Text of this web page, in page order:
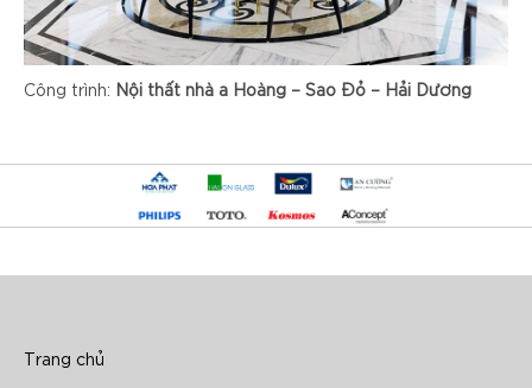
Công trình: Nội thất nhà a Hoàng – Sao Đỏ – Hải Dương
Trang chủ